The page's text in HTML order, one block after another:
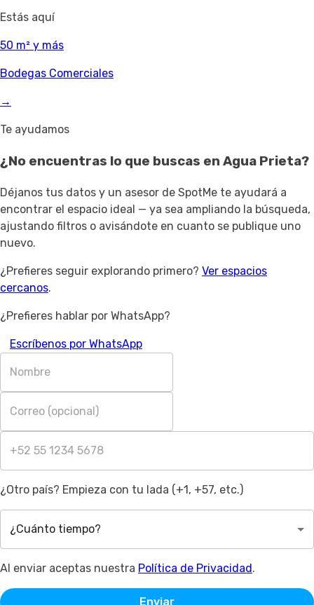
Estás aquí
50 m² y más
Bodegas Comerciales
→
Te ayudamos
¿No encuentras lo que buscas en Agua Prieta?
Déjanos tus datos y un asesor de SpotMe te ayudará a
encontrar el espacio ideal — ya sea ampliando la búsqueda,
ajustando filtros o avisándote en cuanto se publique uno
nuevo.
¿Prefieres seguir explorando primero? Ver espacios
cercanos.
¿Prefieres hablar por WhatsApp?
Escríbenos por WhatsApp
¿Otro país? Empieza con tu lada (+1, +57, etc.)
¿Cuánto tiempo?
Al enviar aceptas nuestra Política de Privacidad.
Enviar